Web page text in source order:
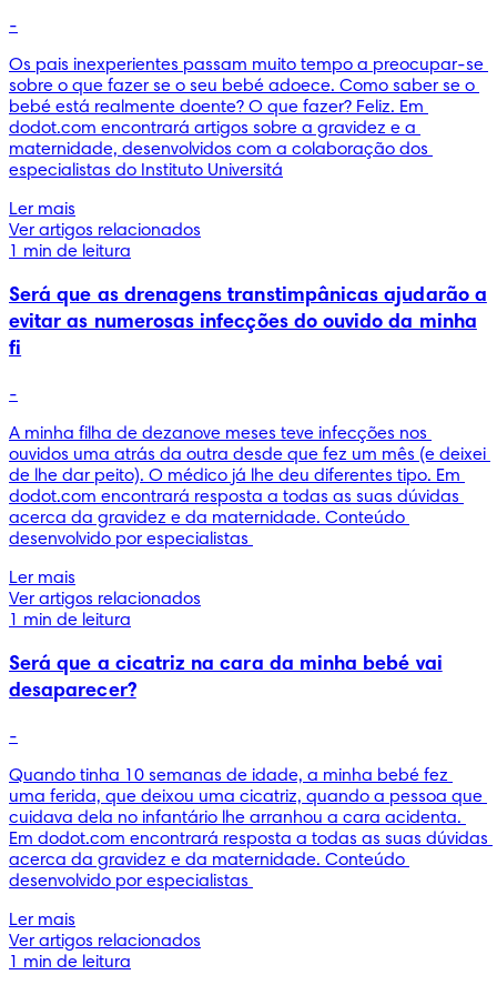
-
Os pais inexperientes passam muito tempo a preocupar-se
sobre o que fazer se o seu bebé adoece. Como saber se o
bebé está realmente doente? O que fazer? Feliz. Em
dodot.com encontrará artigos sobre a gravidez e a
maternidade, desenvolvidos com a colaboração dos
especialistas do Instituto Universitá
Ler mais
Ver artigos relacionados
1 min de leitura
Será que as drenagens transtimpânicas ajudarão a
evitar as numerosas infecções do ouvido da minha
fi
-
A minha filha de dezanove meses teve infecções nos
ouvidos uma atrás da outra desde que fez um mês (e deixei
de lhe dar peito). O médico já lhe deu diferentes tipo. Em
dodot.com encontrará resposta a todas as suas dúvidas
acerca da gravidez e da maternidade. Conteúdo
desenvolvido por especialistas
Ler mais
Ver artigos relacionados
1 min de leitura
Será que a cicatriz na cara da minha bebé vai
desaparecer?
-
Quando tinha 10 semanas de idade, a minha bebé fez
uma ferida, que deixou uma cicatriz, quando a pessoa que
cuidava dela no infantário lhe arranhou a cara acidenta.
Em dodot.com encontrará resposta a todas as suas dúvidas
acerca da gravidez e da maternidade. Conteúdo
desenvolvido por especialistas
Ler mais
Ver artigos relacionados
1 min de leitura